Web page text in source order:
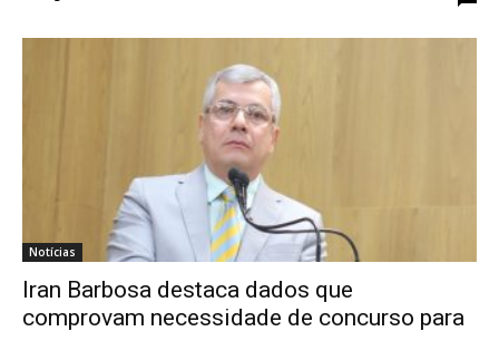
Notícias
Iran Barbosa destaca dados que
comprovam necessidade de concurso para